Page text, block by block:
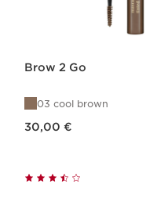
Brow 2 Go
03 cool brown
30,00 €